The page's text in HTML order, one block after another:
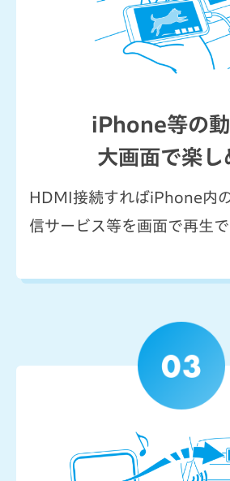
iPhone等の
大画面で楽し
HDMI接続すればiPhone内
信サービス等を画面で再生で